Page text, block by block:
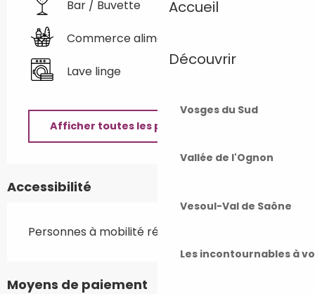
Accueil
Découvrir
Vosges du Sud
Vallée de l'Ognon
Vesoul-Val de Saône
Les incontournables à
Bar / Buvette
Commerce alimentaire
Lave linge
Afficher toutes les prestations
Accessibilité
Personnes à mobilité réduite
Moyens de paiement